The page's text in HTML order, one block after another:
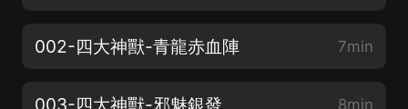
002-四大神獸-青龍赤血陣 7min
003-四大神獸-邪魅銀發 8min